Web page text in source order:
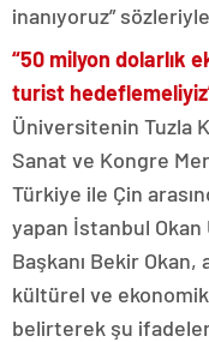
inanıyoruz”
“50 milyon dolarlık
turist
Üniversitenin Tuzla
Sanat ve Kongre
Türkiye ile Çin
yapan İstanbul
Başkanı Bekir Okan,
kültürel ve
belirterek şu